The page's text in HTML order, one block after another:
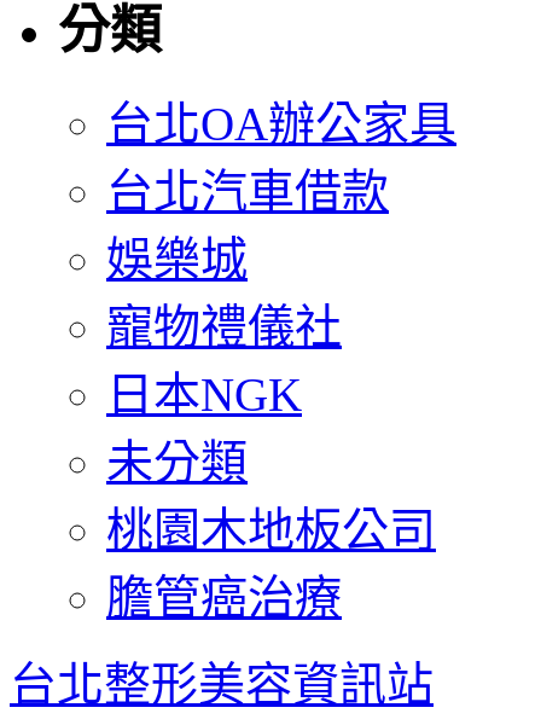
分類
台北OA辦公家具
台北汽車借款
娛樂城
寵物禮儀社
日本NGK
未分類
桃園木地板公司
膽管癌治療
台北整形美容資訊站